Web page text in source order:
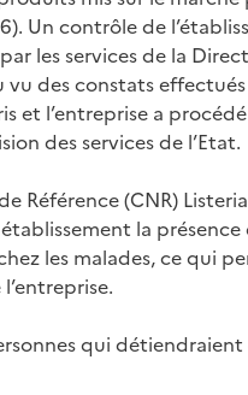
Un contrôle de
les services de la
des constats
et l’entreprise a
des services de l’Etat.
Référence (CNR)
la présence
les malades, ce qui
qui